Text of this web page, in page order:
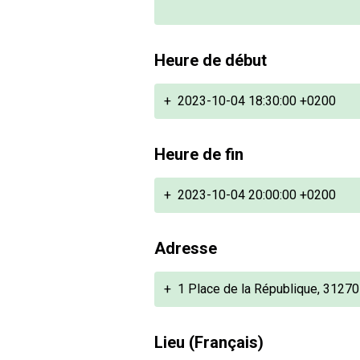
Heure de début
+ 2023-10-04 18:30:00 +0200
Heure de fin
+ 2023-10-04 20:00:00 +0200
Adresse
+ 1 Place de la République,
Lieu (Français)